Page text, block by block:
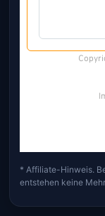
* Affiliate-Hinweis.
entstehen keine